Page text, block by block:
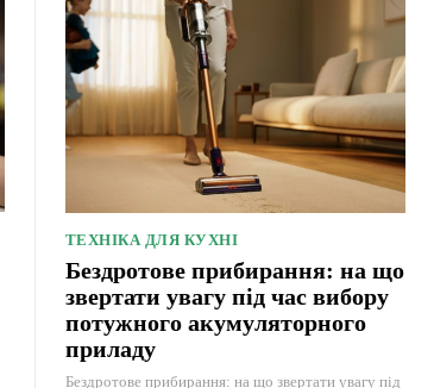
ТЕХНІКА ДЛЯ КУХНІ
Бездротове прибирання: на що
звертати увагу під час вибору
потужного акумуляторного
приладу
Бездротове прибирання: на що звертати увагу під